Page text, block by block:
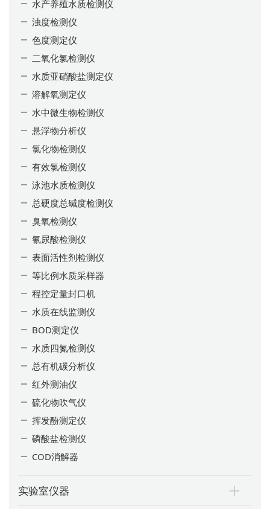
水产养殖水质检测仪
浊度检测仪
色度测定仪
二氧化氯检测仪
水质亚硝酸盐测定仪
溶解氧测定仪
水中微生物检测仪
悬浮物分析仪
氯化物检测仪
有效氯检测仪
泳池水质检测仪
总硬度总碱度检测仪
臭氧检测仪
氰尿酸检测仪
表面活性剂检测仪
等比例水质采样器
程控定量封口机
水质在线监测仪
BOD测定仪
水质四氮检测仪
总有机碳分析仪
红外测油仪
硫化物吹气仪
挥发酚测定仪
磷酸盐检测仪
COD消解器
实验室仪器